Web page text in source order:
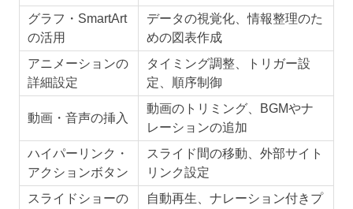
グラフ・SmartArt
の活用
データの視覚化、情報整理のた
めの図表作成
アニメーションの
詳細設定
タイミング調整、トリガー設
定、順序制御
動画・音声の挿入
動画のトリミング、BGMやナ
レーションの追加
ハイパーリンク・
アクションボタン
スライド間の移動、外部サイト
リンク設定
スライドショーの
自動再生、ナレーション付きプ